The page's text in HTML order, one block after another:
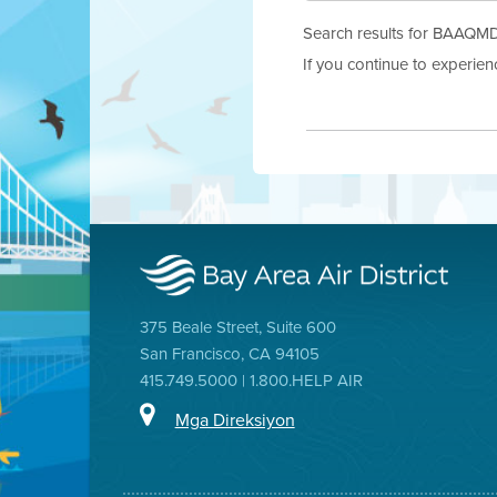
Search results for
If you continue to
375 Beale Street, Suite 600
San Francisco, CA 94105
415.749.5000 | 1.800.HELP AIR
Mga Direksiyon